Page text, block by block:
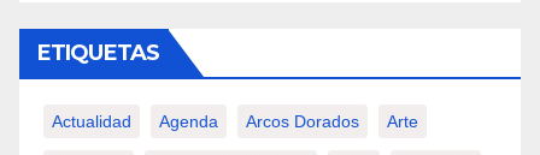
ETIQUETAS
Actualidad Agenda Arcos Dorados Arte